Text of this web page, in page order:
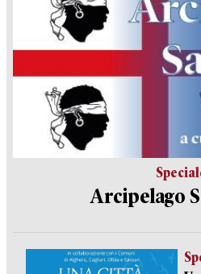
Arcipelago